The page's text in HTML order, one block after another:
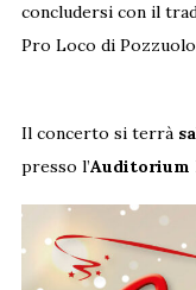
concludersi con il
Pro Loco di
Il concerto si terrà
presso l’Auditorium